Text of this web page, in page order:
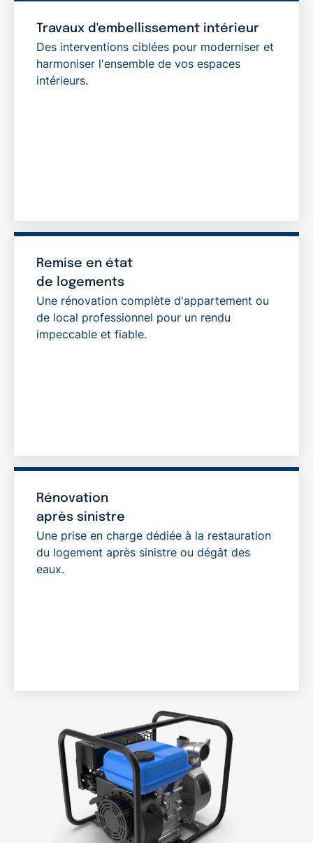
Travaux d'embellissement intérieur
Des interventions ciblées pour moderniser et
harmoniser l'ensemble de vos espaces
intérieurs.
Remise en état
de logements
Une rénovation complète d'appartement ou
de local professionnel pour un rendu
impeccable et fiable.
Rénovation
après sinistre
Une prise en charge dédiée à la restauration
du logement après sinistre ou dégât des
eaux.